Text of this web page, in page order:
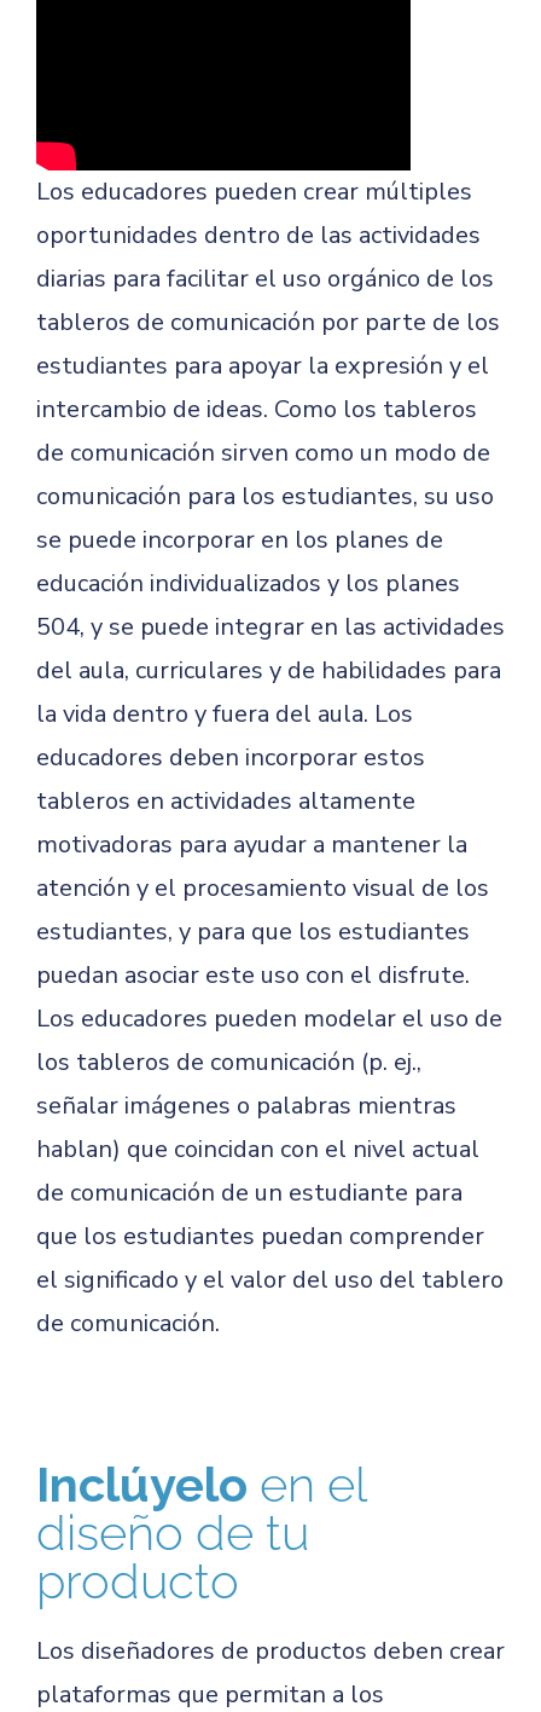
Los educadores pueden crear múltiples
oportunidades dentro de las actividades
diarias para facilitar el uso orgánico de los
tableros de comunicación por parte de los
estudiantes para apoyar la expresión y el
intercambio de ideas. Como los tableros
de comunicación sirven como un modo de
comunicación para los estudiantes, su uso
se puede incorporar en los planes de
educación individualizados y los planes
504, y se puede integrar en las actividades
del aula, curriculares y de habilidades para
la vida dentro y fuera del aula. Los
educadores deben incorporar estos
tableros en actividades altamente
motivadoras para ayudar a mantener la
atención y el procesamiento visual de los
estudiantes, y para que los estudiantes
puedan asociar este uso con el disfrute.
Los educadores pueden modelar el uso de
los tableros de comunicación (p. ej.,
señalar imágenes o palabras mientras
hablan) que coincidan con el nivel actual
de comunicación de un estudiante para
que los estudiantes puedan comprender
el significado y el valor del uso del tablero
de comunicación.
Inclúyelo en el
diseño de tu
producto
Los diseñadores de productos deben crear
plataformas que permitan a los